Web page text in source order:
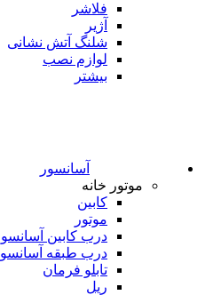
فلاشر
آژیر
شلنگ آتش نشانی
لوازم نصب
بیشتر
آسانسور
موتور خانه
کابین
موتور
درب کابین
درب طبقه
تابلو فرمان
ریل